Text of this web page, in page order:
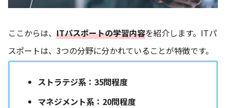
ここからは、 ITパスポートの学習内容を紹介します。ITパ
スポートは、3つの分野に分かれていることが特徴です。
ストラテジ系：35問程度
マネジメント系：20問程度